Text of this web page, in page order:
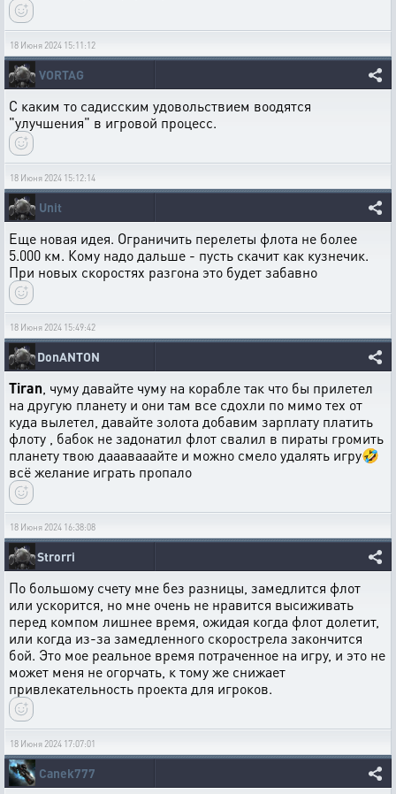
18 Июня 2024 15:11:12
VORTAG
С каким то садисским удовольствием воодятся
"улучшения" в игровой процесс.
18 Июня 2024 15:12:14
Unit
Еще новая идея. Ограничить перелеты флота не более
5.000 км. Кому надо дальше - пусть скачит как кузнечик.
При новых скоростях разгона это будет забавно
18 Июня 2024 15:49:42
DonANTON
Tiran , чуму давайте чуму на корабле так что бы прилетел
на другую планету и они там все сдохли по мимо тех от
куда вылетел, давайте золота добавим зарплату платить
флоту , бабок не задонатил флот свалил в пираты громить
планету твою дааавааайте и можно смело удалять игру🤣
всё желание играть пропало
18 Июня 2024 16:38:08
Strorri
По большому счету мне без разницы, замедлится флот
или ускорится, но мне очень не нравится высиживать
перед компом лишнее время, ожидая когда флот долетит,
или когда из-за замедленного скорострела закончится
бой. Это мое реальное время потраченное на игру, и это не
может меня не огорчать, к тому же снижает
привлекательность проекта для игроков.
18 Июня 2024 17:07:01
Canek777